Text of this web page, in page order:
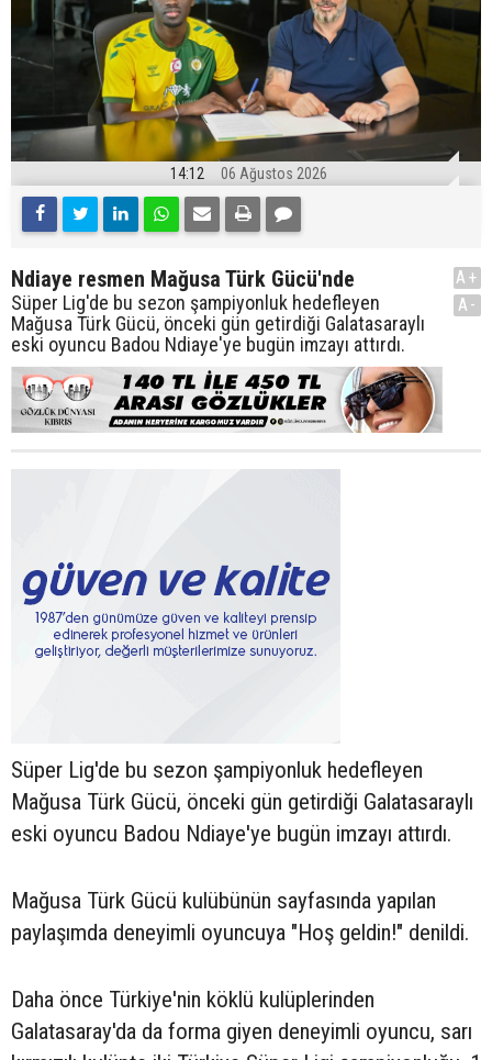
14:12 06 Ağustos 2026
Ndiaye resmen Mağusa Türk Gücü'nde
Süper Lig'de bu sezon şampiyonluk hedefleyen
Mağusa Türk Gücü, önceki gün getirdiği Galatasaraylı
eski oyuncu Badou Ndiaye'ye bugün imzayı attırdı.
A+
A-
Süper Lig'de bu sezon şampiyonluk hedefleyen
Mağusa Türk Gücü, önceki gün getirdiği Galatasaraylı
eski oyuncu Badou Ndiaye'ye bugün imzayı attırdı.
Mağusa Türk Gücü kulübünün sayfasında yapılan
paylaşımda deneyimli oyuncuya "Hoş geldin!" denildi.
Daha önce Türkiye'nin köklü kulüplerinden
Galatasaray'da da forma giyen deneyimli oyuncu, sarı